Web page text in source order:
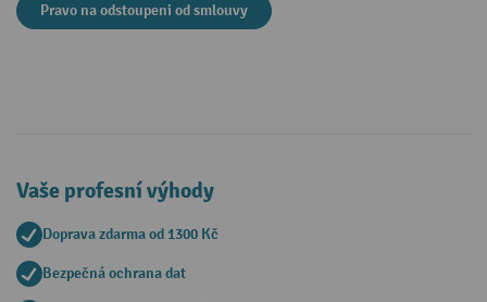
Pravo na odstoupeni od smlouvy
Vaše profesní výhody
Doprava zdarma od 1300 Kč
Bezpečná ochrana dat